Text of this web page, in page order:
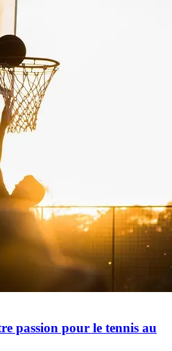
passion pour le tennis au